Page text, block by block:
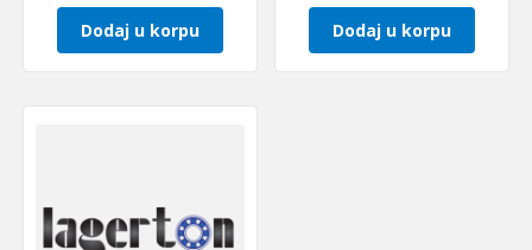
Dodaj u korpu Dodaj u korpu